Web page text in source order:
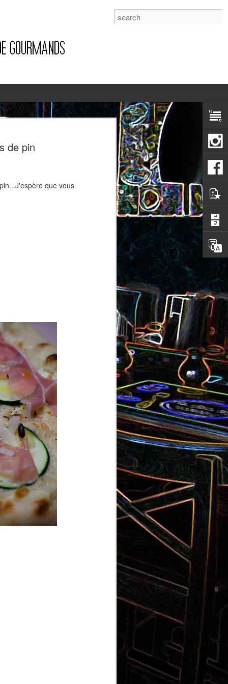
de pin
que vous
Pizza à la pancetta et à la
jambon Canistrelli aux amandes et
aux noisettes
aux Gnocchi au pesto de
pistaches
Panna cotta au coulis de kiwi